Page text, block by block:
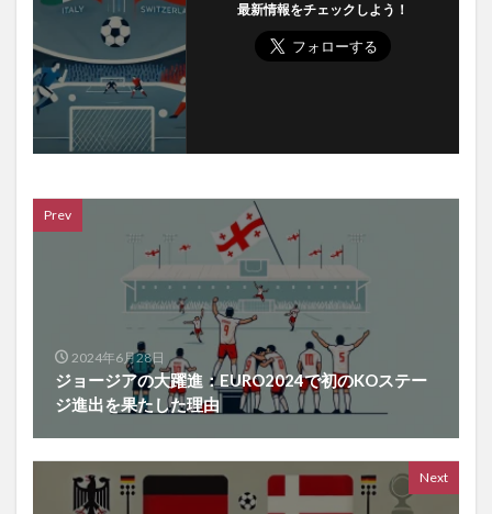
最新情報をチェックしよう！
Prev
2024年6月28日
ジョージアの大躍進：EURO2024で初のKOステー
ジ進出を果たした理由
Next